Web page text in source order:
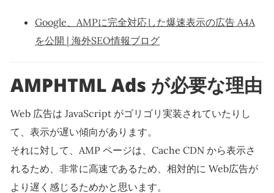
Google、AMPに完全対応した爆速表示の広告 A4A
を公開 | 海外SEO情報ブログ
AMPHTML Ads が必要な理由
Web 広告は JavaScript がゴリゴリ実装されていたりし
て、表示が遅い傾向があります。
それに対して、AMP ページは、Cache CDN から表示さ
れるため、非常に高速であるため、相対的に Web広告が
より遅く感じるためかと思います。